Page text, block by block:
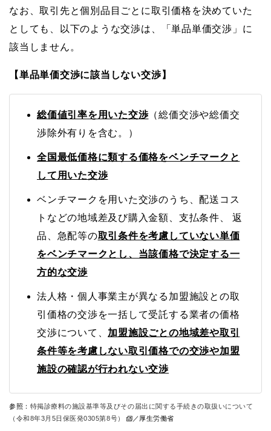
なお、取引先と個別品目ごとに取引価格を決めていた
としても、以下のような交渉は、「単品単価交渉」に
該当しません。
【単品単価交渉に該当しない交渉】
総価値引率を用いた交渉（総価交渉や総価交
渉除外有りを含む。）
全国最低価格に類する価格をベンチマークと
して用いた交渉
ベンチマークを用いた交渉のうち、配送コス
トなどの地域差及び購入金額、支払条件、 返
品、急配等の取引条件を考慮していない単価
をベンチマークとし、当該価格で決定する一
方的な交渉
法人格・個人事業主が異なる加盟施設との取
引価格の交渉を一括して受託する業者の価格
交渉について、 加盟施設ごとの地域差や取引
条件等を考慮しない取引価格での交渉や加盟
施設の確認が行われない交渉
参照： 特掲診療料の施設基準等及びその届出に関する手続きの取扱いについて
（令和8年3月5日保医発0305第8号）
／厚生労働省